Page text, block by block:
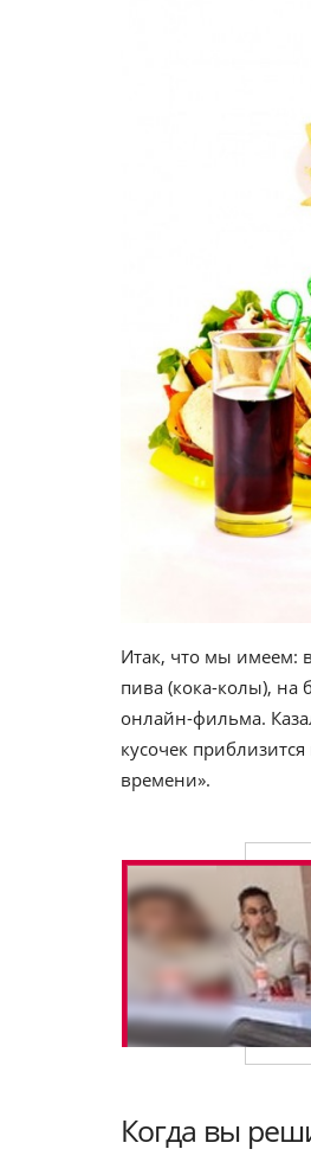
Итак, что мы имеем:
пива (кока-колы), на
онлайн-фильма.
кусочек
времени».
Когда вы